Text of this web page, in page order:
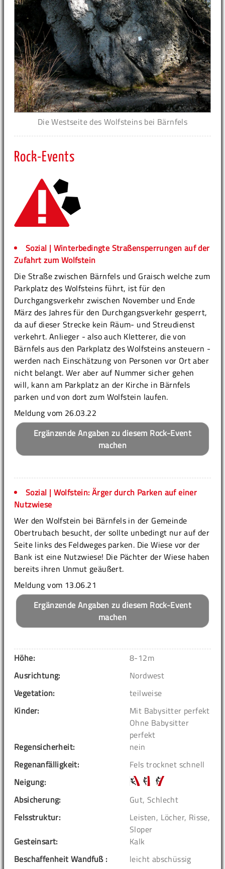
Die Westseite des Wolfsteins bei Bärnfels
Rock-Events
Sozial | Winterbedingte Straßensperrungen auf der
Zufahrt zum Wolfstein
Die Straße zwischen Bärnfels und Graisch welche zum
Parkplatz des Wolfsteins führt, ist für den
Durchgangsverkehr zwischen November und Ende
März des Jahres für den Durchgangsverkehr gesperrt,
da auf dieser Strecke kein Räum- und Streudienst
verkehrt. Anlieger - also auch Kletterer, die von
Bärnfels aus den Parkplatz des Wolfsteins ansteuern -
werden nach Einschätzung von Personen vor Ort aber
nicht belangt. Wer aber auf Nummer sicher gehen
will, kann am Parkplatz an der Kirche in Bärnfels
parken und von dort zum Wolfstein laufen.
Meldung vom 26.03.22
Ergänzende Angaben zu diesem Rock-Event
machen
Sozial | Wolfstein: Ärger durch Parken auf einer
Nutzwiese
Wer den Wolfstein bei Bärnfels in der Gemeinde
Obertrubach besucht, der sollte unbedingt nur auf der
Seite links des Feldweges parken. Die Wiese vor der
Bank ist eine Nutzwiese! Die Pächter der Wiese haben
bereits ihren Unmut geäußert.
Meldung vom 13.06.21
Ergänzende Angaben zu diesem Rock-Event
machen
Höhe:
8-12m
Ausrichtung:
Nordwest
Vegetation:
teilweise
Kinder:
Mit Babysitter perfekt
Ohne Babysitter
perfekt
Regensicherheit:
nein
Regenanfälligkeit:
Fels trocknet schnell
Neigung:
Absicherung:
Gut, Schlecht
Felsstruktur:
Leisten, Löcher, Risse,
Sloper
Gesteinsart:
Kalk
Beschaffenheit Wandfuß :
leicht abschüssig